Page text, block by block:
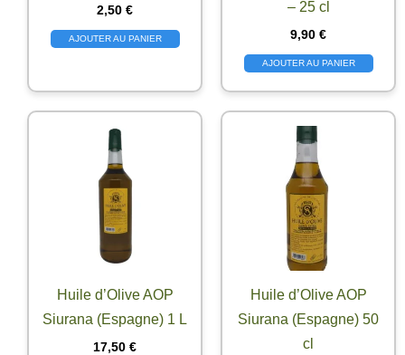
2,50 €
AJOUTER AU PANIER
– 25 cl
9,90 €
AJOUTER AU PANIER
Huile d’Olive AOP
Siurana (Espagne) 1 L
17,50 €
Huile d’Olive AOP
Siurana (Espagne) 50
cl